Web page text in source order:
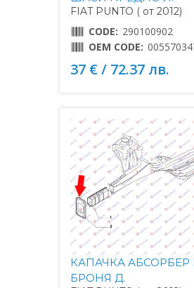
FIAT PUNTO ( от 2012)
CODE: 290100902
OEM CODE:
37 € / 72.37 лв.
КАПАЧКА
БРОНЯ Д.